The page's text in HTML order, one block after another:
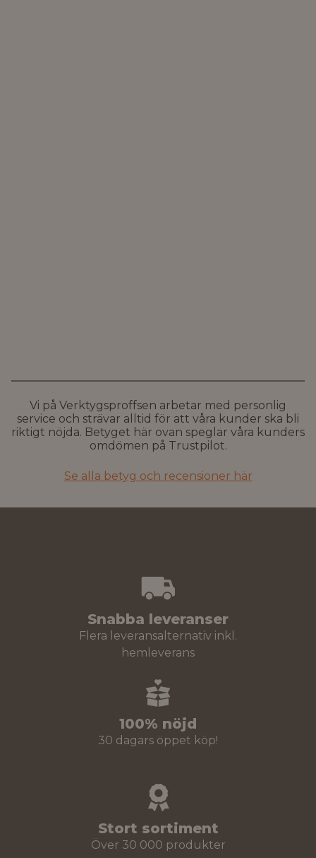
Vi på Verktygsproffsen arbetar med personlig
service och strävar alltid för att våra kunder ska bli
riktigt nöjda. Betyget här ovan speglar våra kunders
omdömen på Trustpilot.
Se alla betyg och recensioner här
Snabba leveranser
Flera leveransalternativ inkl.
hemleverans
100% nöjd
30 dagars öppet köp!
Stort sortiment
Över 30 000 produkter